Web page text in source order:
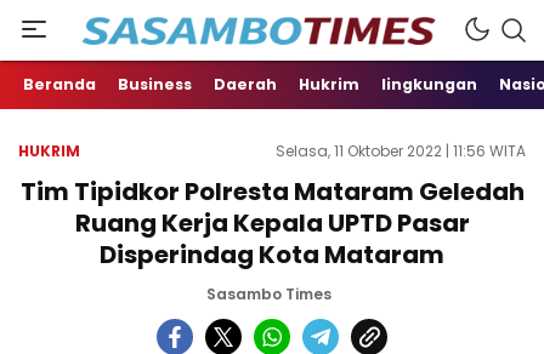
Beranda Business Daerah Hukrim lingkungan
HUKRIM Selasa, 11 Oktober 2022 | 11:56 WITA
Tim Tipidkor Polresta Mataram Geledah
Ruang Kerja Kepala UPTD Pasar
Disperindag Kota Mataram
Sasambo Times